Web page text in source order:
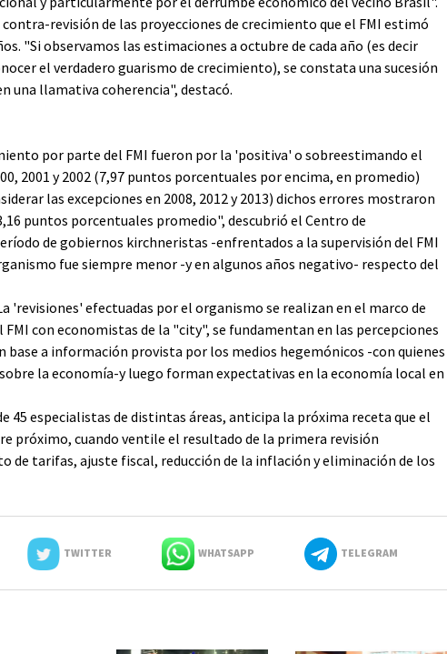
revisión de las proyecciones de crecimiento que el FMI estimó
"Si observamos las estimaciones a octubre de cada año (es decir
el verdadero guarismo de crecimiento), se constata una sucesión
una llamativa coherencia", destacó.
por parte del FMI fueron por la 'positiva' o sobreestimando el
2001 y 2002 (7,97 puntos porcentuales por encima, en promedio)
las excepciones en 2008, 2012 y 2013) dichos errores mostraron
puntos porcentuales promedio", descubrió el Centro de
de gobiernos kirchneristas -enfrentados a la supervisión del FMI
fue siempre menor -y en algunos años negativo- respecto del
'revisiones' efectuadas por el organismo se realizan en el marco de
con economistas de la "city", se fundamentan en las percepciones
base a información provista por los medios hegemónicos -con quienes
la economía-y luego forman expectativas en la economía local en
45 especialistas de distintas áreas, anticipa la próxima receta que el
próximo, cuando ventile el resultado de la primera revisión
de tarifas, ajuste fiscal, reducción de la inflación y eliminación de los
TWITTER WHATSAPP TELEGRAM